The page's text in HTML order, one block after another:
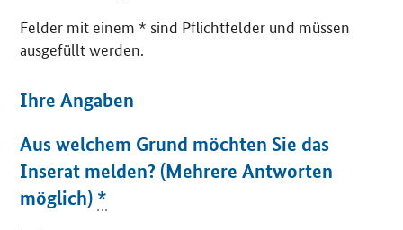
Felder mit einem * sind Pflichtfelder und müssen
ausgefüllt werden.
Ihre Angaben
Aus welchem Grund möchten Sie das
Inserat melden? (Mehrere Antworten
möglich) *